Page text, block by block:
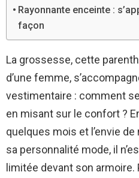
Rayonnante enceinte :
façon
La grossesse, cette
d’une femme,
vestimentaire : comment
en misant sur le confort ?
quelques mois et l’envie
sa personnalité mode, il
limitée devant son armoire.